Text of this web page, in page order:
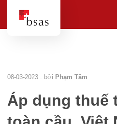
08-03-2023 . bởi Phạm Tâm
Áp dụng thuế